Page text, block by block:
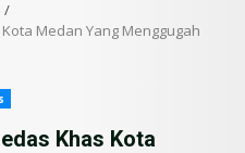
Medan Yang Menggugah
Khas Kota